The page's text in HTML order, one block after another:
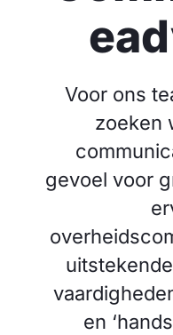
Voor ons
zoeken
gevoel voor
en